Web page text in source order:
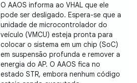
O AAOS informa ao VHAL que ele
pode ser desligado. Espera-se que a
unidade de microcontrolador do
veículo (VMCU) esteja pronta para
colocar o sistema em um chip (SoC)
em suspensão profunda e remover a
energia do AP. O AAOS fica no
estado STR, embora nenhum código